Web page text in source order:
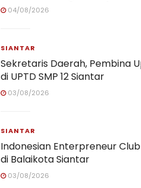
04/08/2026
SIANTAR
Sekretaris Daerah, Pembina
di UPTD SMP 12 Siantar
03/08/2026
SIANTAR
Indonesian Enterpreneur
di Balaikota Siantar
03/08/2026